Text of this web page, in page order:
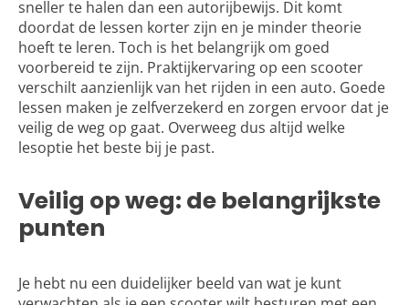
sneller te halen dan een autorijbewijs. Dit komt
doordat de lessen korter zijn en je minder theorie
hoeft te leren. Toch is het belangrijk om goed
voorbereid te zijn. Praktijkervaring op een scooter
verschilt aanzienlijk van het rijden in een auto. Goede
lessen maken je zelfverzekerd en zorgen ervoor dat je
veilig de weg op gaat. Overweeg dus altijd welke
lesoptie het beste bij je past.
Veilig op weg: de belangrijkste
punten
Je hebt nu een duidelijker beeld van wat je kunt